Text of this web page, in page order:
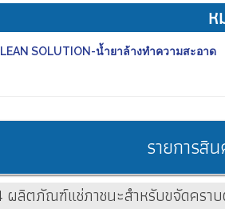
ห
SOLUTION-น้ำยาล้างทำความสะอาด
รายการสิ
ลิตภัณฑ์แช่ภาชนะสำหรับขจัดครา